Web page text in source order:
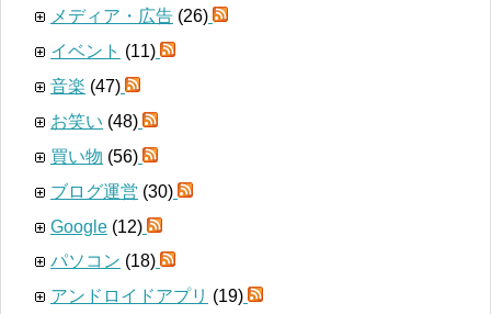
メディア・広告 (26)
イベント (11)
音楽 (47)
お笑い (48)
買い物 (56)
ブログ運営 (30)
Google (12)
パソコン (18)
アンドロイドアプリ (19)